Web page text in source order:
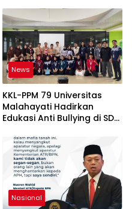
News
KKL-PPM 79 Universitas
Malahayati Hadirkan
Edukasi Anti Bullying di SD
Metero
Nasional